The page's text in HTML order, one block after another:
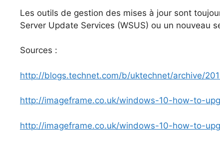
Les outils de gestion des mises à jour sont
Server Update Services (WSUS) ou un nouveau
Sources :
http://blogs.technet.com/b/uktechnet/archive/
http://imageframe.co.uk/windows-10-how-to-
http://imageframe.co.uk/windows-10-how-to-